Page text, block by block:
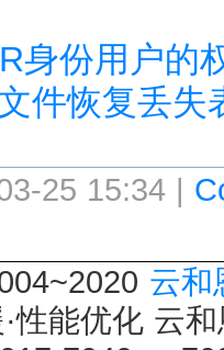
身份用户的
件恢复丢失
25 15:34 |
云和
性能优化 云